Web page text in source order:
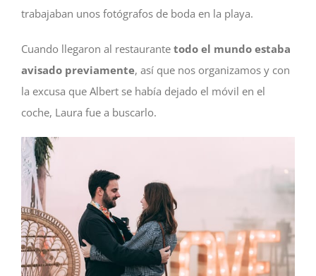
trabajaban unos fotógrafos de boda en la playa.
Cuando llegaron al restaurante todo el mundo estaba
avisado previamente, así que nos organizamos y con
la excusa que Albert se había dejado el móvil en el
coche, Laura fue a buscarlo.